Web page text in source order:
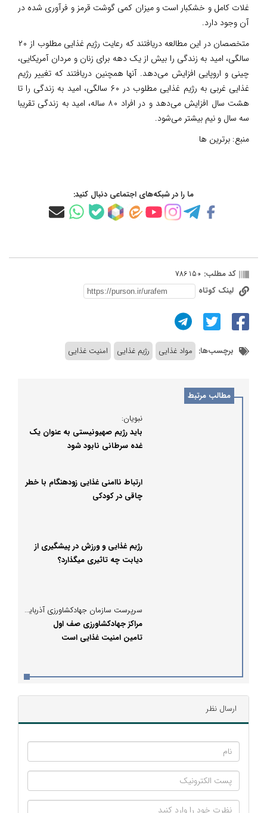
غلات کامل و خشکبار است و میزان کمی گوشت قرمز و فرآوری شده در
آن وجود دارد.
متخصصان در این مطالعه دریافتند که رعایت رژیم غذایی مطلوب از ۲۰
سالگی، امید به زندگی را بیش از یک دهه برای زنان و مردان آمریکایی،
چینی و اروپایی افزایش می‌دهد. آنها همچنین دریافتند که تغییر رژیم
غذایی غربی به رژیم غذایی مطلوب در ۶۰ سالگی، امید به زندگی را تا
هشت سال افزایش می‌دهد و در افراد ۸۰ ساله، امید به زندگی تقریبا
سه سال و نیم بیشتر می‌شود.
منبع: برترین ها
ما را در شبکه‌های اجتماعی دنبال کنید:
کد مطلب: 786150
لینک کوتاه
برچسب‌ها: مواد غذایی رژیم غذایی امنیت غذایی
مطالب مرتبط
نبویان:
باید رژیم صهیونیستی به عنوان یک
غده سرطانی نابود شود
ارتباط ناامنی غذایی زودهنگام با خطر
چاقی در کودکی
رژیم غذایی و ورزش در پیشگیری از
دیابت چه تاثیری میگذارد؟
سرپرست سازمان جهادکشاورزی آذربایجان شرقی؛
مراکز جهادکشاورزی صف اول
تامین امنیت غذایی است
ارسال نظر